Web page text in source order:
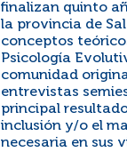
finalizan quinto
la provincia de
conceptos
Psicología
comunidad
entrevistas
principal
inclusión y/o el
necesaria en sus